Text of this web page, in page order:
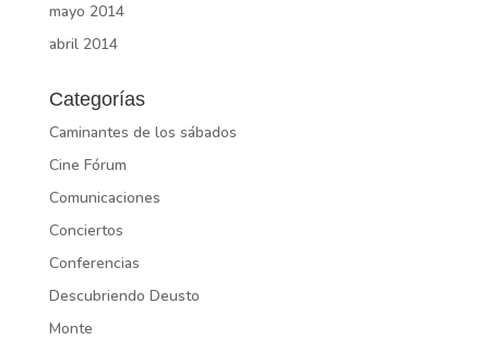
mayo 2014
abril 2014
Categorías
Caminantes de los sábados
Cine Fórum
Comunicaciones
Conciertos
Conferencias
Descubriendo Deusto
Monte